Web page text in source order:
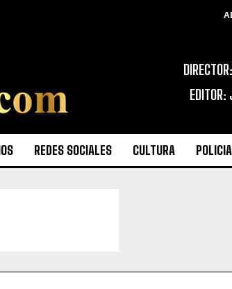
EDITOR:
REDES SOCIALES CULTURA POLICIA